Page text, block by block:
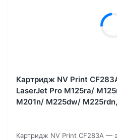
Картридж NV Print
LaserJet Pro M125ra/
M201n/ M225dw/
Картридж NV Print CF283A —